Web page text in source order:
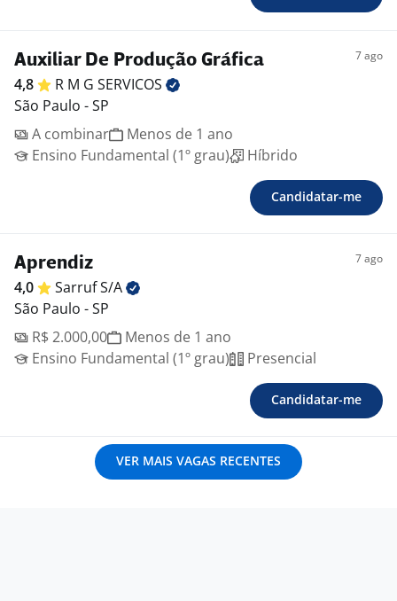
Auxiliar De Produção Gráfica 7 ago
4,8 R M G SERVICOS
São Paulo - SP
A combinar
Menos de 1 ano
Ensino Fundamental (1º grau)
Híbrido
Candidatar-me
Aprendiz 7 ago
4,0 SarrufS/A
São Paulo - SP
R$ 2.000,00
Menos de 1 ano
Ensino Fundamental (1º grau)
Presencial
Candidatar-me
VER MAIS VAGAS RECENTES